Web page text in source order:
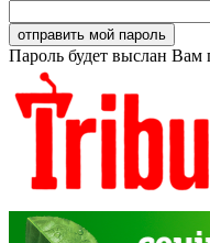
Пароль будет выслан Вам